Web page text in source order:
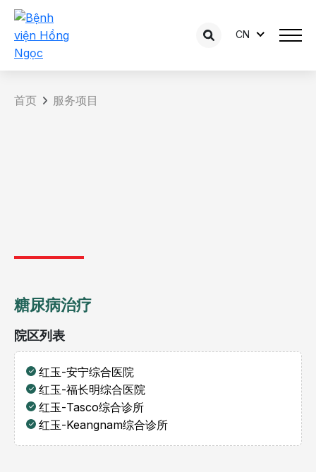
CN
首页 服务项目
糖尿病治疗
院区列表
红玉-安宁综合医院
红玉-福长明综合医院
红玉-Tasco综合诊所
红玉-Keangnam综合诊所